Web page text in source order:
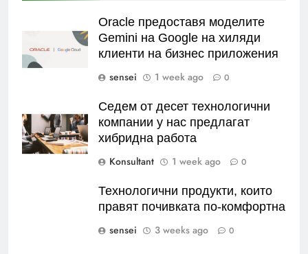
Oracle предоставя моделите
Gemini на Google на хиляди
клиенти на бизнес приложения
sensei
1 week ago 0
Седем от десет технологични
компании у нас предлагат
хибридна работа
Konsultant
1 week ago 0
Технологични продукти, които
правят почивката по-комфортна
sensei
3 weeks ago 0